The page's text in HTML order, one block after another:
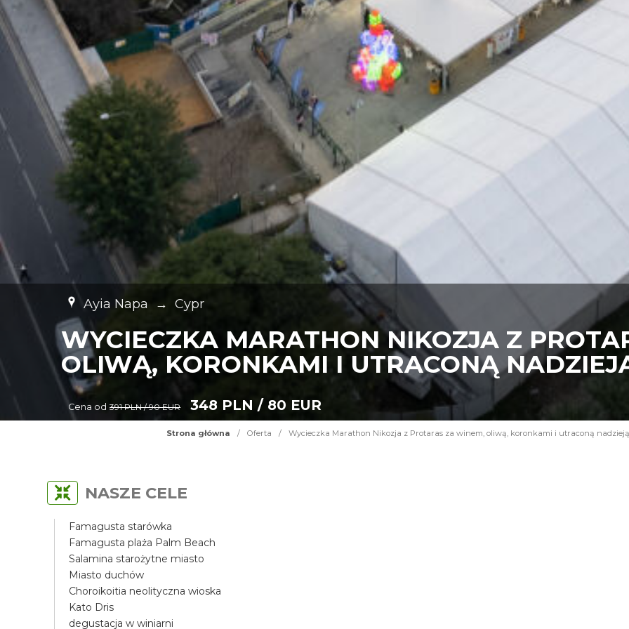
Ayia Napa → Cypr
WYCIECZKA MARATHON NIKOZJA Z
OLIWĄ, KORONKAMI I UTRACONĄ
Cena od 391 PLN / 90 EUR 348 PLN / 80 EUR
Strona główna / Oferta / Wycieczka Marathon Nikozja z Protaras za winem, oliwą, koronkami i utraconą nadzieją
NASZE CELE
Famagusta starówka
Famagusta plaża Palm Beach
Salamina starożytne miasto
Miasto duchów
Choroikoitia neolityczna wioska
Kato Dris
degustacja w winiarni